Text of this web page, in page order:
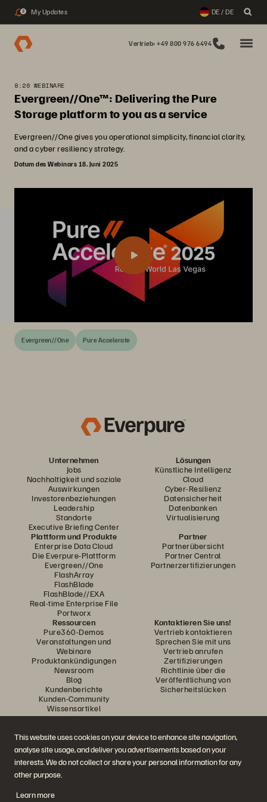
This website uses cookies on your device to enhance site navigation,
analyse site usage, and deliver you advertisements based on your
interests. We do not collect or share your personal information for any
other purpose.
Learn more
2 My Updates DE / DE
Vertrieb: +49 800 976 6494
8:26 WEBINARE
Evergreen//One™: Delivering the Pure
Storage platform to you as a service
Evergreen//One gives you operational simplicity, financial clarity,
and a cyber resiliency strategy.
Datum des Webinars 18. Juni 2025
Evergreen//One Pure Accelerate
Unternehmen
Jobs
Nachhaltigkeit und soziale
Auswirkungen
Investorenbeziehungen
Leadership
Standorte
Executive Briefing Center
Lösungen
Künstliche Intelligenz
Cloud
Cyber-Resilienz
Datensicherheit
Datenbanken
Virtualisierung
Plattform und Produkte
Enterprise Data Cloud
Die Everpure-Plattform
Evergreen//One
FlashArray
FlashBlade
FlashBlade//EXA
Real-time Enterprise File
Portworx
Partner
Partnerübersicht
Partner Central
Partnerzertifizierungen
Ressourcen
Pure360-Demos
Veranstaltungen und
Webinare
Produktankündigungen
Newsroom
Blog
Kundenberichte
Kunden-Community
Wissensartikel
Kontaktieren Sie uns!
Vertrieb kontaktieren
Sprechen Sie mit uns
Vertrieb anrufen
Zertifizierungen
Richtlinie über die
Veröffentlichung von
Sicherheitslücken
Diskutiere mit
Folgen Sie den Everpure Social Media Kanälen